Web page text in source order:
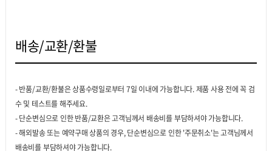
배송/교환/환불
- 반품/교환/환불은 상품수령일로부터 7일 이내에 가능합니다. 제품 사용 전에 꼭 검
수 및 테스트를 해주세요.
- 단순변심으로 인한 반품/교환은 고객님께서 배송비를 부담하셔야 가능합니다.
- 해외발송 또는 예약구매 상품의 경우, 단순변심으로 인한 '주문취소'는 고객님께서
배송비를 부담하셔야 가능합니다.